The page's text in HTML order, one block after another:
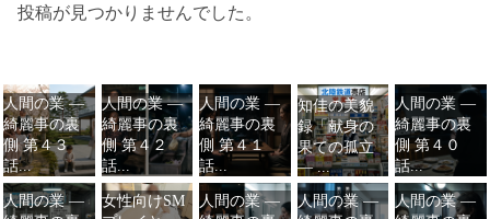
投稿が見つかりませんでした。